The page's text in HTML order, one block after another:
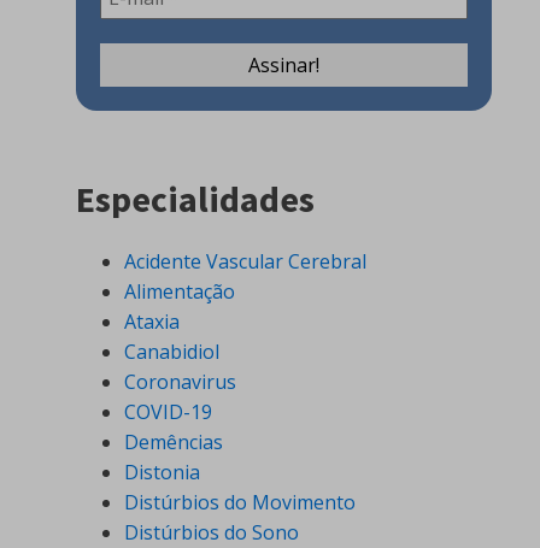
Especialidades
Acidente Vascular Cerebral
Alimentação
Ataxia
Canabidiol
Coronavirus
COVID-19
Demências
Distonia
Distúrbios do Movimento
Distúrbios do Sono